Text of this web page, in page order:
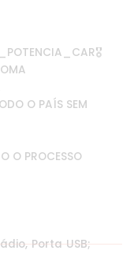
O PAÍS SEM
O PROCESSO
Porta USB;